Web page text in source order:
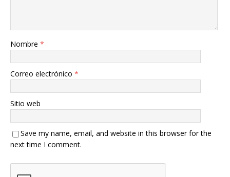
Nombre *
Correo electrónico *
Sitio web
Save my name, email, and website in this browser for the
next time I comment.